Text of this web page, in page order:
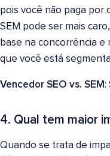
pois você não paga por
SEM pode ser mais
base na concorrência e
que você está
Vencedor SEO vs. SEM:
4. Qual tem maior
Quando se trata de